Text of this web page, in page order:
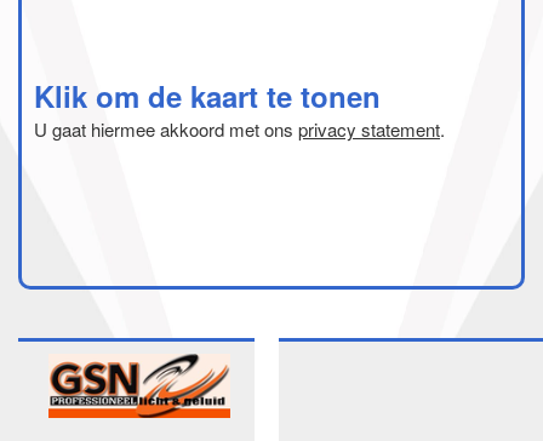
Klik om de kaart te tonen
U gaat hiermee akkoord met ons privacy statement.